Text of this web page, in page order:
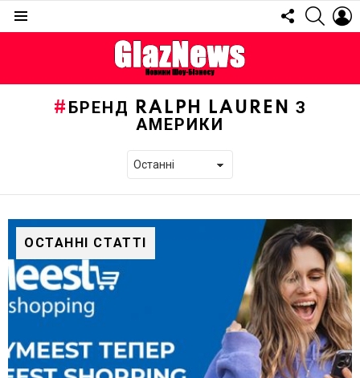
FOLLOW
US
БРЕНД RALPH LAUREN З
АМЕРИКИ
ОСТАННІ СТАТТІ